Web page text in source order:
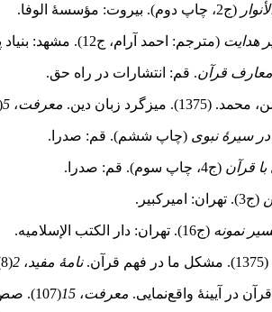
(ج2، چاپ دوم). بیروت: مؤسسۀ الوفا.
هدایت (مترجم: احمد آرام، ج12). مشهد: بنیاد پژوهش‌های اسلامی آستان قدس رضوی.
معارف قرآن. قم: انتشارات در راه حق.
زبان دین. معرفت، 5(19)،
سیرۀ نبوی (چاپ ششم). قم: صدرا.
با قرآن (ج4، چاپ سوم). قم: صدرا.
(ج3). تهران: امیرکبیر.
نمونه (ج16). تهران: دار الکتب الإسلامیه.
نامۀ مفید، 2(8)، صص 4‑24.
معرفت، 15(107). صص 66‑75.